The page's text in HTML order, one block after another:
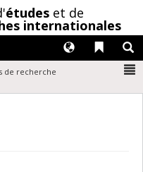
études et de
internationales
Liens
Langues
de recherche